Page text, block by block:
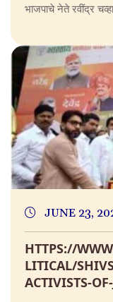
भाजपाचे नेते रवींद्र
JUNE 23,
HTTPS://
LITICAL/
ACTIVISTS-